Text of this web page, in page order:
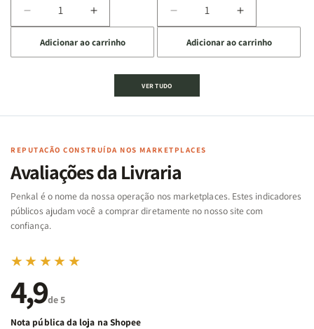
Diminuir
a
quantidade
de
Cartas
Famílias
Bíblia
-
Penkal
Aumentar
a
quantidade
de
Jogo
Cartas
Famílias
da
Bíblia
-
Penkal
Adicionar ao carrinho
Diminuir
a
quantidade
de
Jogo
|
de
Aumentar
a
quantidade
de
|
Adicionar ao carrinho
VER TUDO
REPUTAÇÃO CONSTRUÍDA NOS MARKETPLACES
Avaliações da Livraria
Penkal é o nome da nossa operação nos marketplaces. Estes indicadores
públicos ajudam você a comprar diretamente no nosso site com
confiança.
★★★★★
4,9de 5
Nota pública da loja na Shopee